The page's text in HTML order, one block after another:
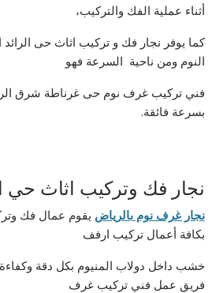
أثناء عملية الفك والتركيب،
كما يوفر نجار فك و تركيب اثاث حى
النوم ومن ناحية السرعة فهو
فني تركيب غرف نوم حى غرناطة شرق
بسرعة فائقة.
نجار فك وتركيب اثاث حي
نجار غرف نوم بالرياض يقوم عمال فك
بكافة أعمال تركيب ارفف
خشب داخل دولاب المنيوم بكل دقة
فريق عمل فني تركيب غرف